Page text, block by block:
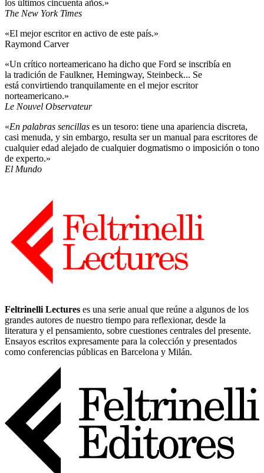
los últimos cincuenta años.»
The New York Times
«El mejor escritor en activo de este país.»
Raymond Carver
«Un crítico norteamericano ha dicho que Ford se inscribía en
la tradición de Faulkner, Hemingway, Steinbeck... Se
está convirtiendo tranquilamente en el mejor escritor
norteamericano.»
Le Nouvel Observateur
«En palabras sencillas es un tesoro: tiene una apariencia discreta,
casi menuda, y sin embargo, resulta ser un manual para escritores de
cualquier edad alejado de cualquier dogmatismo o imposición o tono
de experto.»
El Mundo
Feltrinelli Lectures es una serie anual que reúne a algunos de los
grandes autores de nuestro tiempo para reflexionar, desde la
literatura y el pensamiento, sobre cuestiones centrales del presente.
Ensayos escritos expresamente para la colección y presentados
como conferencias públicas en Barcelona y Milán.